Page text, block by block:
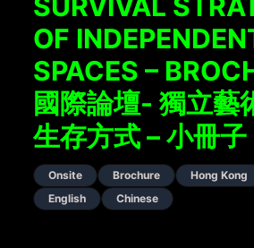
SURVIVAL
OF
SPACES –
國際論壇- 獨立藝
生存方式 – 小冊子
Onsite Brochure
Hong Kong
English
Chinese